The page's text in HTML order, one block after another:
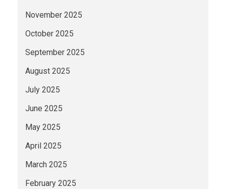
November 2025
October 2025
September 2025
August 2025
July 2025
June 2025
May 2025
April 2025
March 2025
February 2025